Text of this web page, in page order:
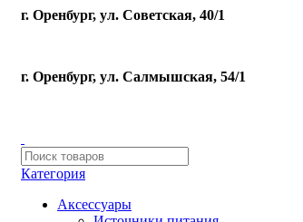
г. Оренбург, ул. Советская, 40/1
г. Оренбург, ул. Салмышская, 54/1
Категория
Аксессуары